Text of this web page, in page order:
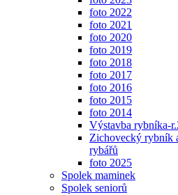
foto 2022
foto 2021
foto 2020
foto 2019
foto 2018
foto 2017
foto 2016
foto 2015
foto 2014
Výstavba rybníka-
Zichovecký rybník
rybářů
foto 2025
Spolek maminek
Spolek seniorů